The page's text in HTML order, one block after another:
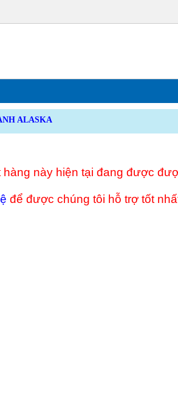
ALASKA
hàng này hiện tại đang được
để được chúng tôi hỗ trợ tốt